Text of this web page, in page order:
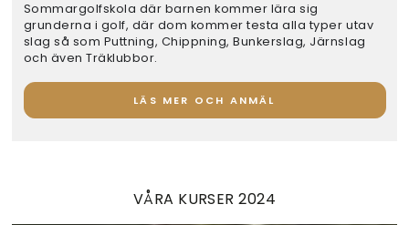
Sommargolfskola där barnen kommer lära sig
grunderna i golf, där dom kommer testa alla typer utav
slag så som Puttning, Chippning, Bunkerslag, Järnslag
och även Träklubbor.
LÄS MER OCH ANMÄL
VÅRA KURSER 2024